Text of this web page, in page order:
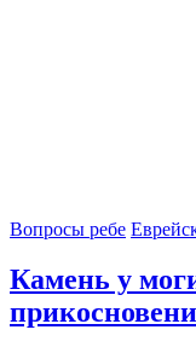
Вопросы ребе
Камень у